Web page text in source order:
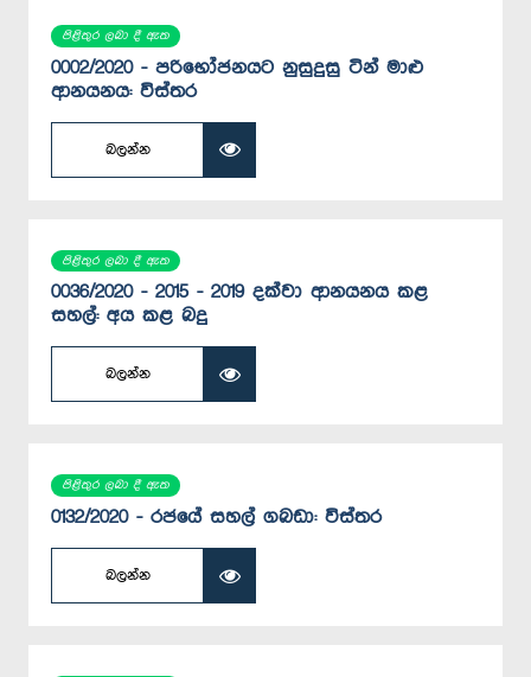
පිළිතුර ලබා දී ඇත
0002/2020 - පරිභෝජනයට නුසුදුසු ටින් මාළු
ආනයනය: විස්තර
බලන්න
පිළිතුර ලබා දී ඇත
0036/2020 - 2015 - 2019 ‍දක්වා ආනයනය කළ
සහල්: අය කළ බදු
බලන්න
පිළිතුර ලබා දී ඇත
0132/2020 - රජයේ සහල් ගබඩා: විස්තර
බලන්න